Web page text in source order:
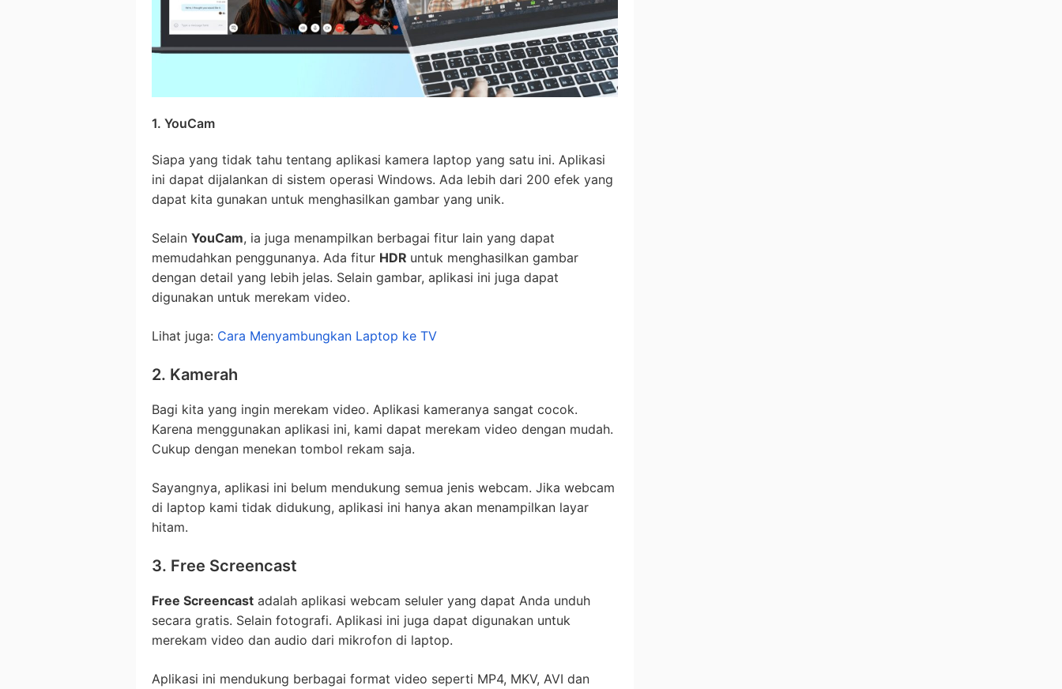
1. YouCam
Siapa yang tidak tahu tentang aplikasi kamera laptop yang satu ini. Aplikasi
ini dapat dijalankan di sistem operasi Windows. Ada lebih dari 200 efek yang
dapat kita gunakan untuk menghasilkan gambar yang unik.
Selain YouCam, ia juga menampilkan berbagai fitur lain yang dapat
memudahkan penggunanya. Ada fitur HDR untuk menghasilkan gambar
dengan detail yang lebih jelas. Selain gambar, aplikasi ini juga dapat
digunakan untuk merekam video.
Lihat juga: Cara Menyambungkan Laptop ke TV
2. Kamerah
Bagi kita yang ingin merekam video. Aplikasi kameranya sangat cocok.
Karena menggunakan aplikasi ini, kami dapat merekam video dengan mudah.
Cukup dengan menekan tombol rekam saja.
Sayangnya, aplikasi ini belum mendukung semua jenis webcam. Jika webcam
di laptop kami tidak didukung, aplikasi ini hanya akan menampilkan layar
hitam.
3. Free Screencast
Free Screencast adalah aplikasi webcam seluler yang dapat Anda unduh
secara gratis. Selain fotografi. Aplikasi ini juga dapat digunakan untuk
merekam video dan audio dari mikrofon di laptop.
Aplikasi ini mendukung berbagai format video seperti MP4, MKV, AVI dan